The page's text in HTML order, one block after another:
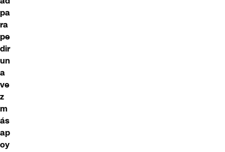
pa
ra
pe
dir
un
a
ve
z
m
ás
ap
oy